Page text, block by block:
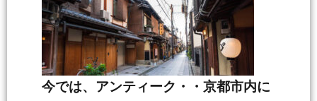
今では、アンティーク・・京都市内に